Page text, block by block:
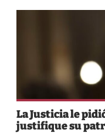
La Justicia le
justifique su